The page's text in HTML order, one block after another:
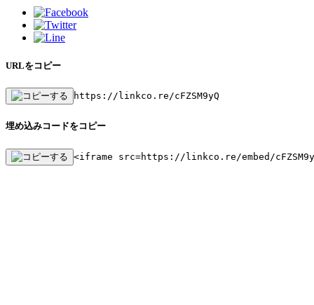
URLをコピー
https://linkco.re/cFZSM9yQ
埋め込みコードをコピー
<iframe src=https://linkco.re/embed/